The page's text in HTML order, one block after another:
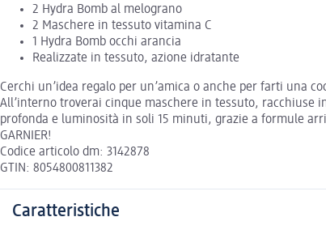
2 Hydra Bomb al melograno
2 Maschere in tessuto vitamina C
1 Hydra Bomb occhi arancia
Realizzate in tessuto, azione idratante
Cerchi un’idea regalo per un’amica o anche per farti una
All’interno troverai cinque maschere in tessuto, racchiuse
profonda e luminosità in soli 15 minuti, grazie a formule
GARNIER!
Codice articolo dm: 3142878
GTIN: 8054800811382
Caratteristiche